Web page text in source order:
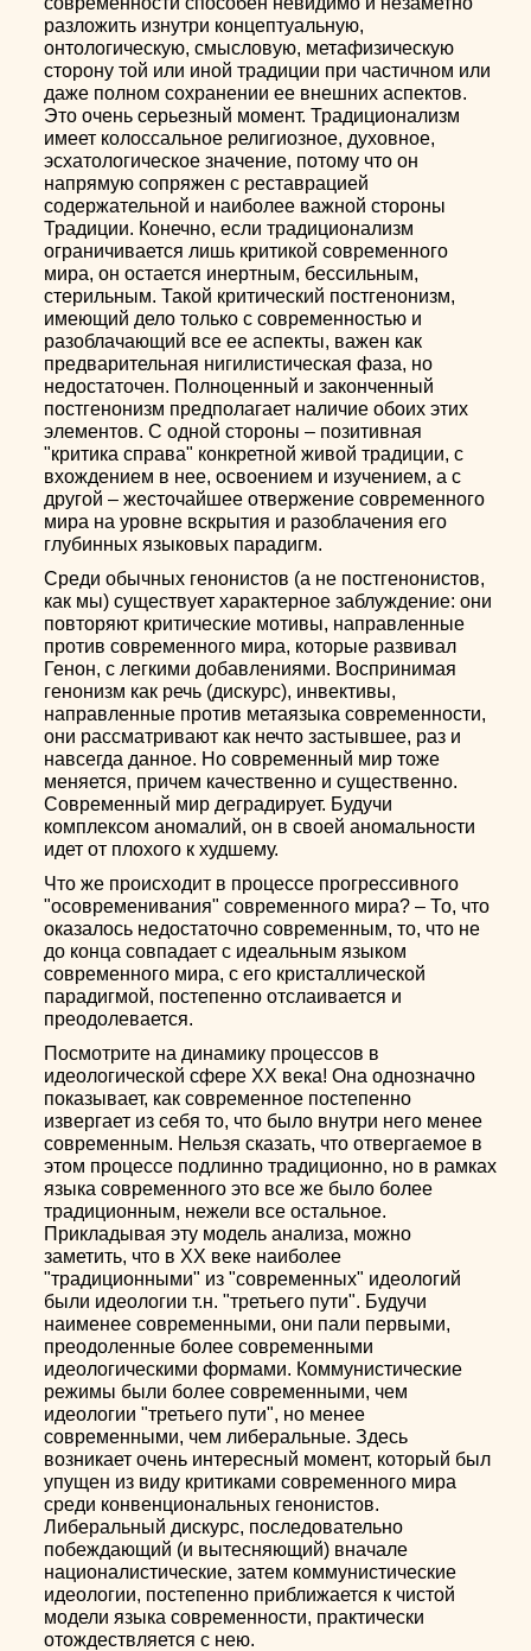
разложить изнутри концептуальную,
онтологическую, смысловую, метафизическую
сторону той или иной традиции при частичном или
даже полном сохранении ее внешних аспектов.
Это очень серьезный момент. Традиционализм
имеет колоссальное религиозное, духовное,
эсхатологическое значение, потому что он
напрямую сопряжен с реставрацией
содержательной и наиболее важной стороны
Традиции. Конечно, если традиционализм
ограничивается лишь критикой современного
мира, он остается инертным, бессильным,
стерильным. Такой критический постгенонизм,
имеющий дело только с современностью и
разоблачающий все ее аспекты, важен как
предварительная нигилистическая фаза, но
недостаточен. Полноценный и законченный
постгенонизм предполагает наличие обоих этих
элементов. С одной стороны – позитивная
"критика справа" конкретной живой традиции, с
вхождением в нее, освоением и изучением, а с
другой – жесточайшее отвержение современного
мира на уровне вскрытия и разоблачения его
глубинных языковых парадигм.
Среди обычных генонистов (а не постгенонистов,
как мы) существует характерное заблуждение: они
повторяют критические мотивы, направленные
против современного мира, которые развивал
Генон, с легкими добавлениями. Воспринимая
генонизм как речь (дискурс), инвективы,
направленные против метаязыка современности,
они рассматривают как нечто застывшее, раз и
навсегда данное. Но современный мир тоже
меняется, причем качественно и существенно.
Современный мир деградирует. Будучи
комплексом аномалий, он в своей аномальности
идет от плохого к худшему.
Что же происходит в процессе прогрессивного
"осовременивания" современного мира? – То, что
оказалось недостаточно современным, то, что не
до конца совпадает с идеальным языком
современного мира, с его кристаллической
парадигмой, постепенно отслаивается и
преодолевается.
Посмотрите на динамику процессов в
идеологической сфере ХХ века! Она однозначно
показывает, как современное постепенно
извергает из себя то, что было внутри него менее
современным. Нельзя сказать, что отвергаемое в
этом процессе подлинно традиционно, но в рамках
языка современного это все же было более
традиционным, нежели все остальное.
Прикладывая эту модель анализа, можно
заметить, что в ХХ веке наиболее
"традиционными" из "современных" идеологий
были идеологии т.н. "третьего пути". Будучи
наименее современными, они пали первыми,
преодоленные более современными
идеологическими формами. Коммунистические
режимы были более современными, чем
идеологии "третьего пути", но менее
современными, чем либеральные. Здесь
возникает очень интересный момент, который был
упущен из виду критиками современного мира
среди конвенциональных генонистов.
Либеральный дискурс, последовательно
побеждающий (и вытесняющий) вначале
националистические, затем коммунистические
идеологии, постепенно приближается к чистой
модели языка современности, практически
отождествляется с нею.